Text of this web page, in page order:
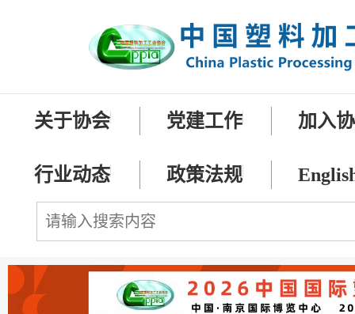
关于协会 党建工作 加入
行业动态 政策法规